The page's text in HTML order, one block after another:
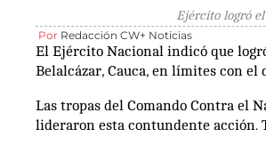
Ejército logró
Por Redacción CW+ Noticias
El Ejército Nacional indicó que
Belalcázar, Cauca, en límites con
Las tropas del Comando Contra el
lideraron esta contundente acción.